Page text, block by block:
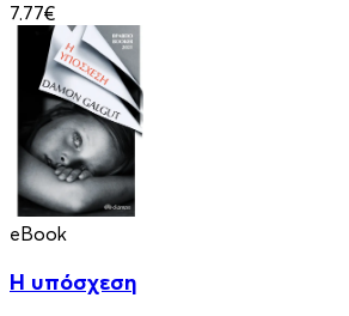
7.77€
eBook
Η υπόσχεση